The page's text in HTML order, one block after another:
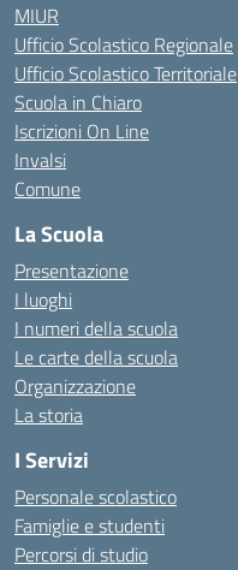
MIUR
Ufficio Scolastico Regionale
Ufficio Scolastico Territoriale
Scuola in Chiaro
Iscrizioni On Line
Invalsi
Comune
La Scuola
Presentazione
I luoghi
I numeri della scuola
Le carte della scuola
Organizzazione
La storia
I Servizi
Personale scolastico
Famiglie e studenti
Percorsi di studio